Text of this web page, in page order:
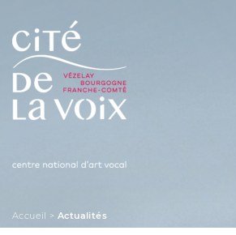
Skip
content
Accueil >Actualités